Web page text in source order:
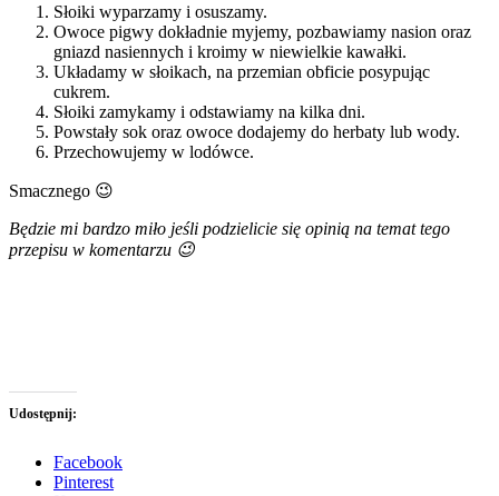
Słoiki wyparzamy i osuszamy.
Owoce pigwy dokładnie myjemy, pozbawiamy nasion oraz
gniazd nasiennych i kroimy w niewielkie kawałki.
Układamy w słoikach, na przemian obficie posypując
cukrem.
Słoiki zamykamy i odstawiamy na kilka dni.
Powstały sok oraz owoce dodajemy do herbaty lub wody.
Przechowujemy w lodówce.
Smacznego 😉
Będzie mi bardzo miło jeśli podzielicie się opinią na temat tego
przepisu w komentarzu 😉
Udostępnij:
Facebook
Pinterest